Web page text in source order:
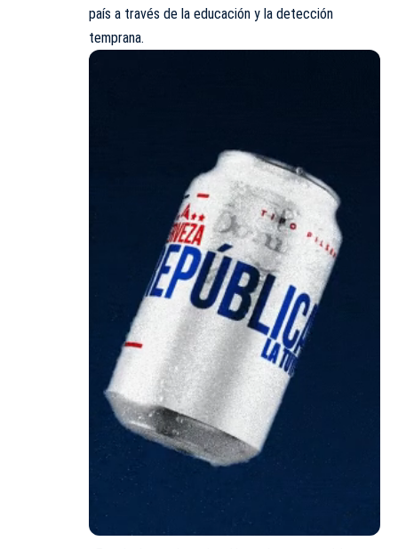
país a través de la educación y la detección
temprana.